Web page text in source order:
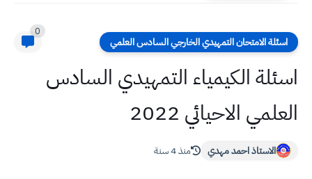
اسئلة الامتحان التمهيدي الخارجي السادس العلمي
0
اسئلة الكيمياء التمهيدي السادس
العلمي الاحيائي 2022
الاستاذ احمد مهدي منذ 4 سنة